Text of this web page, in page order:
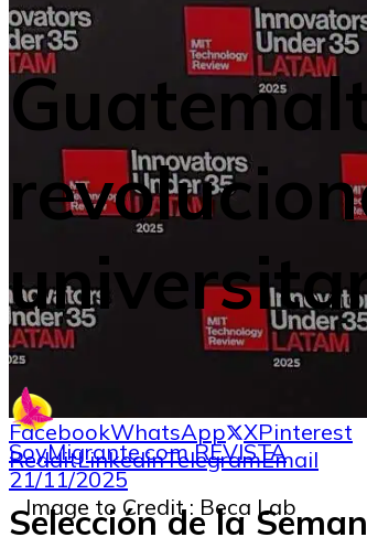
SoyMigrante.com REVISTA
21/11/2025
Image to Credit : Beca Lab
FacebookWhatsApp XPinterest
RedditLinkedinTelegramEmail
Selección de la